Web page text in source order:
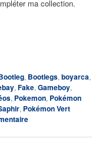
ma collection.
, Bootlegs,boyarca,
,Fake,Gameboy,
, Pokemon, Pokémon
, Pokémon Vert